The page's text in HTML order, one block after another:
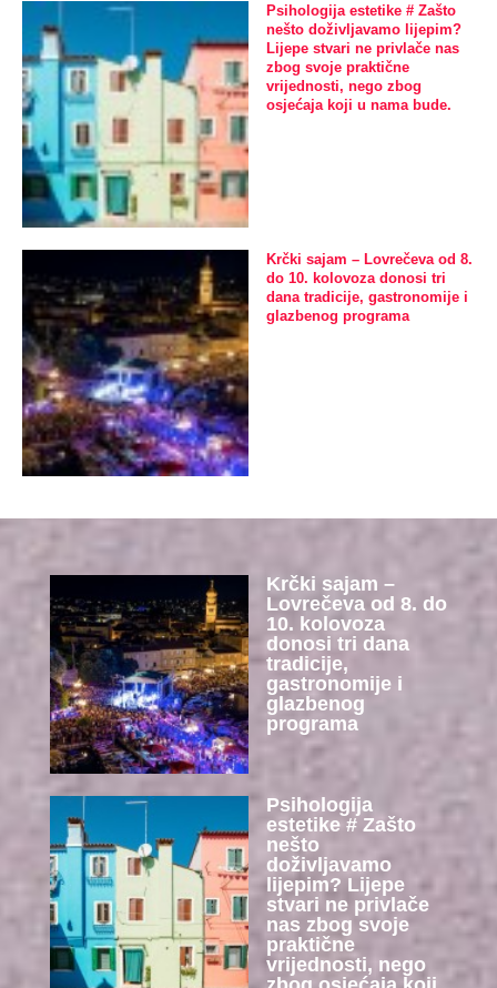
Psihologija estetike # Zašto
nešto doživljavamo lijepim?
Lijepe stvari ne privlače nas
zbog svoje praktične
vrijednosti, nego zbog
osjećaja koji u nama bude.
Krčki sajam – Lovrečeva od 8.
do 10. kolovoza donosi tri
dana tradicije, gastronomije i
glazbenog programa
Krčki sajam –
Lovrečeva od 8. do
10. kolovoza
donosi tri dana
tradicije,
gastronomije i
glazbenog
programa
Psihologija
estetike # Zašto
nešto
doživljavamo
lijepim? Lijepe
stvari ne privlače
nas zbog svoje
praktične
vrijednosti, nego